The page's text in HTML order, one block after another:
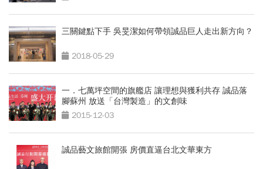
三關鍵點下手 吳旻潔如何帶領誠品巨人走出新方向？
2018-05-29
一．七萬坪空間的旗艦店 讓理想與獲利共存 誠品落
腳蘇州 放送「台灣製造」的文創味
2015-12-03
誠品藝文旅館開張 房價直逼台北文華東方